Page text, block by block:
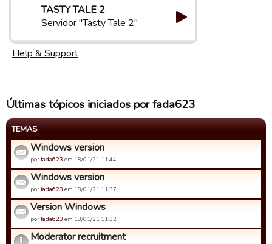
TASTY TALE 2
Servidor "Tasty Tale 2"
Help & Support
Últimas tópicos iniciados por fada623
TEMAS
Windows version
porfada623 em 18/01/21 11:44
Windows version
porfada623 em 18/01/21 11:37
Version Windows
porfada623 em 18/01/21 11:32
Moderator recruitment